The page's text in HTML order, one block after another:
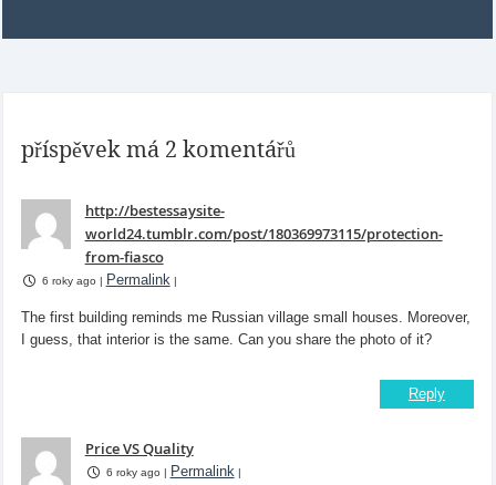
příspěvek má 2 komentářů
http://bestessaysite-
world24.tumblr.com/post/180369973115/protection-
from-fiasco
6 roky ago | Permalink |
The first building reminds me Russian village small houses. Moreover,
I guess, that interior is the same. Can you share the photo of it?
Reply
Price VS Quality
6 roky ago | Permalink |